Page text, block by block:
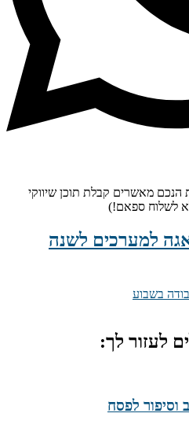
מאשרים קבלת תוכן שיווקי
לשלוח ספאם!)
למערכים לשנה
לעזור לך:
וסיפור לפסח